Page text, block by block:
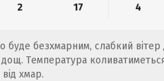
2 17 4
буде безхмарним, слабкий
Температура коливатиметься
хмар.